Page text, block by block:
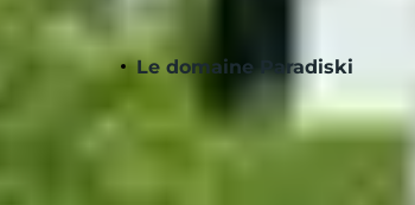
Le domaine Paradiski
Localisé en Savoie, ce
d’altitude, garantissant ainsi
de séjourner dans Les Arcs,